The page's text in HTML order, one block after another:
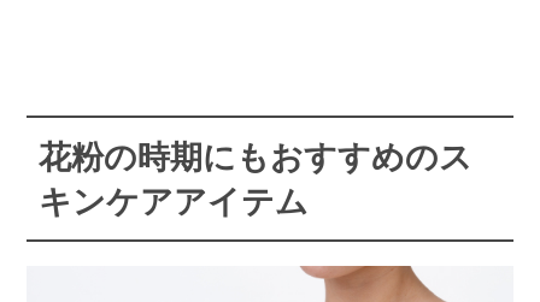
花粉の時期にもおすすめのス
キンケアアイテム